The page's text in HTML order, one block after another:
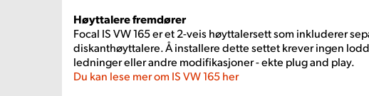
Høyttalere fremdører
Focal IS VW 165 er et 2-veis høyttalersett som inkluderer
diskanthøyttalere. Å installere dette settet krever ingen
ledninger eller andre modifikasjoner - ekte plug and play.
Du kan lese mer om IS VW 165 her